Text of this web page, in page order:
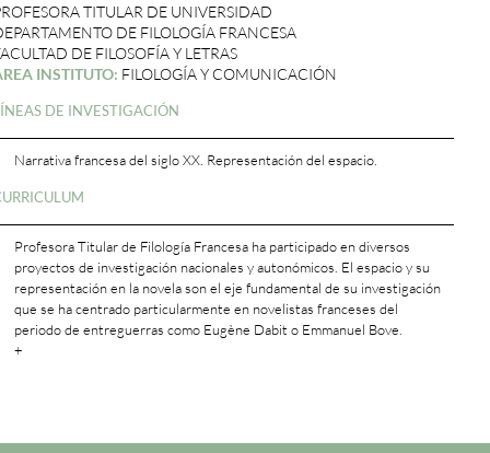
TITULAR DE UNIVERSIDAD
DE FILOLOGÍA FRANCESA
DE FILOSOFÍA Y LETRAS
INSTITUTO: FILOLOGÍA Y COMUNICACIÓN
DE INVESTIGACIÓN
Narrativa francesa del siglo XX. Representación del espacio.
Profesora Titular de Filología Francesa ha participado en diversos
proyectos de investigación nacionales y autonómicos. El espacio y su
representación en la novela son el eje fundamental de su investigación
que se ha centrado particularmente en novelistas franceses del
periodo de entreguerras como Eugène Dabit o Emmanuel Bove.
+